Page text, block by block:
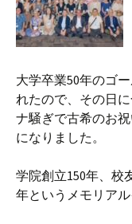
大学卒業50年のゴ
れたので、その日
ナ騒ぎで古希のお
になりました。
学院創立150年、校
年というメモリアル